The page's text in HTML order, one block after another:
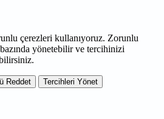
çerezleri kullanıyoruz. Zorunlu
yönetebilir ve tercihinizi
Reddet
Tercihleri Yönet